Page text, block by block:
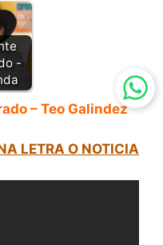
-
– Teo Galindez
LETRA O NOTICIA